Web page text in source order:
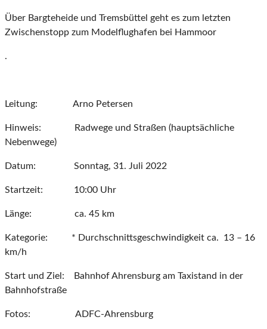
Über Bargteheide und Tremsbüttel geht es zum letzten
Zwischenstopp zum Modelflughafen bei Hammoor
.
Leitung: Arno Petersen
Hinweis: Radwege und Straßen (hauptsächliche
Nebenwege)
Datum: Sonntag, 31. Juli 2022
Startzeit: 10:00 Uhr
Länge: ca. 45 km
Kategorie: * Durchschnittsgeschwindigkeit ca. 13 – 16
km/h
Start und Ziel: Bahnhof Ahrensburg am Taxistand in der
Bahnhofstraße
Fotos: ADFC-Ahrensburg